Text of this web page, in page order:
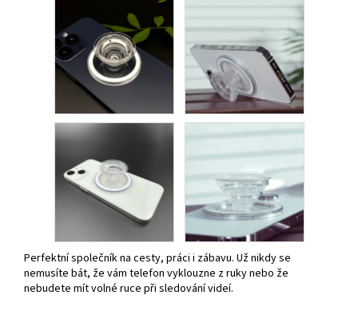
Perfektní společník na cesty, práci i zábavu. Už nikdy se
nemusíte bát, že vám telefon vyklouzne z ruky nebo že
nebudete mít volné ruce při sledování videí.